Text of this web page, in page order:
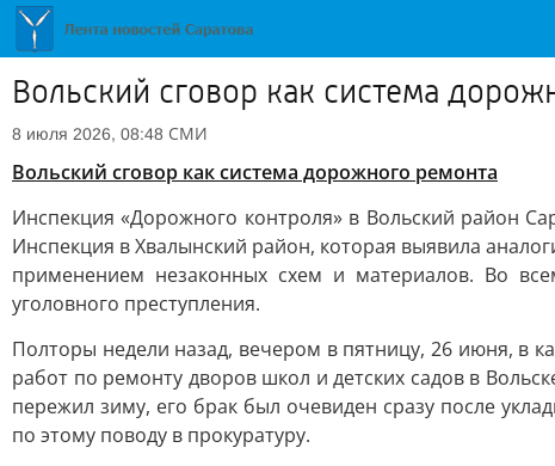
Вольский сговор как система
8 июля 2026, 08:48 СМИ
Вольский сговор как система дорожного ремонта
Инспекция «Дорожного контроля» в Вольский район
Инспекция в Хвалынский район, которая выявила
применением незаконных схем и материалов. Во
уголовного преступления.
Полторы недели назад, вечером в пятницу, 26 июня, в
работ по ремонту дворов школ и детских садов в
пережил зиму, его брак был очевиден сразу после
по этому поводу в прокуратуру.